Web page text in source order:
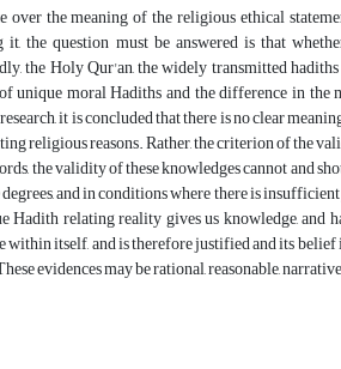
over the meaning of the religious ethical
it, the question must be answered is that
the Holy Qur'an, the widely transmitted
unique moral Hadiths and the difference in
it is concluded that there is no clear
religious reasons. Rather, the criterion of the
the validity of these knowledges cannot and
and in conditions where there is
Hadith relating reality gives us knowledge, and
itself, and is therefore justified and its
evidences may be rational, reasonable,